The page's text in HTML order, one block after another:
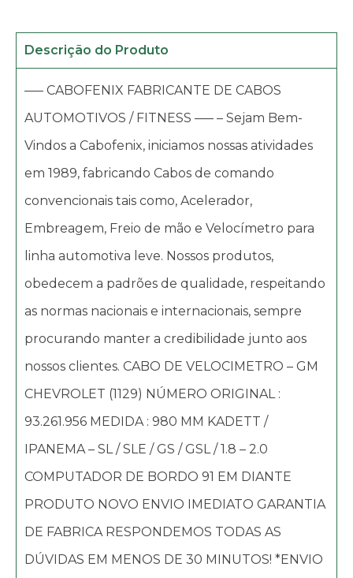
Descrição do Produto
—– CABOFENIX FABRICANTE DE CABOS
AUTOMOTIVOS / FITNESS —– – Sejam Bem-
Vindos a Cabofenix, iniciamos nossas atividades
em 1989, fabricando Cabos de comando
convencionais tais como, Acelerador,
Embreagem, Freio de mão e Velocímetro para
linha automotiva leve. Nossos produtos,
obedecem a padrões de qualidade, respeitando
as normas nacionais e internacionais, sempre
procurando manter a credibilidade junto aos
nossos clientes. CABO DE VELOCIMETRO – GM
CHEVROLET (1129) NÚMERO ORIGINAL :
93.261.956 MEDIDA : 980 MM KADETT /
IPANEMA – SL / SLE / GS / GSL / 1.8 – 2.0
COMPUTADOR DE BORDO 91 EM DIANTE
PRODUTO NOVO ENVIO IMEDIATO GARANTIA
DE FABRICA RESPONDEMOS TODAS AS
DÚVIDAS EM MENOS DE 30 MINUTOS! *ENVIO